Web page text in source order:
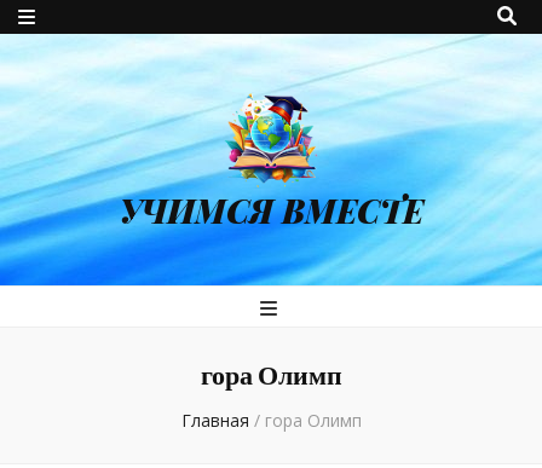
УЧИМСЯ ВМЕСТЕ
гора Олимп
Главная / гора Олимп